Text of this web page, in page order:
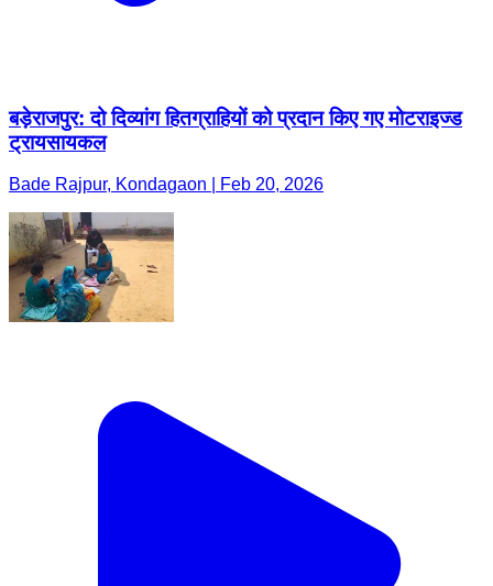
बड़ेराजपुर: दो दिव्यांग हितग्राहियों को प्रदान किए गए मोटराइज्ड
ट्रायसायकल
Bade Rajpur, Kondagaon | Feb 20, 2026